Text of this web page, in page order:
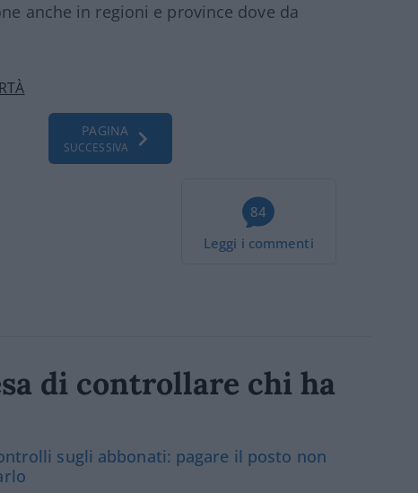
anche in regioni e province dove da
PAGINA
SUCCESSIVA
84
Leggi i commenti
di controllare chi ha
sugli abbonati: pagare il posto non